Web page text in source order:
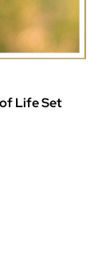
Life Set